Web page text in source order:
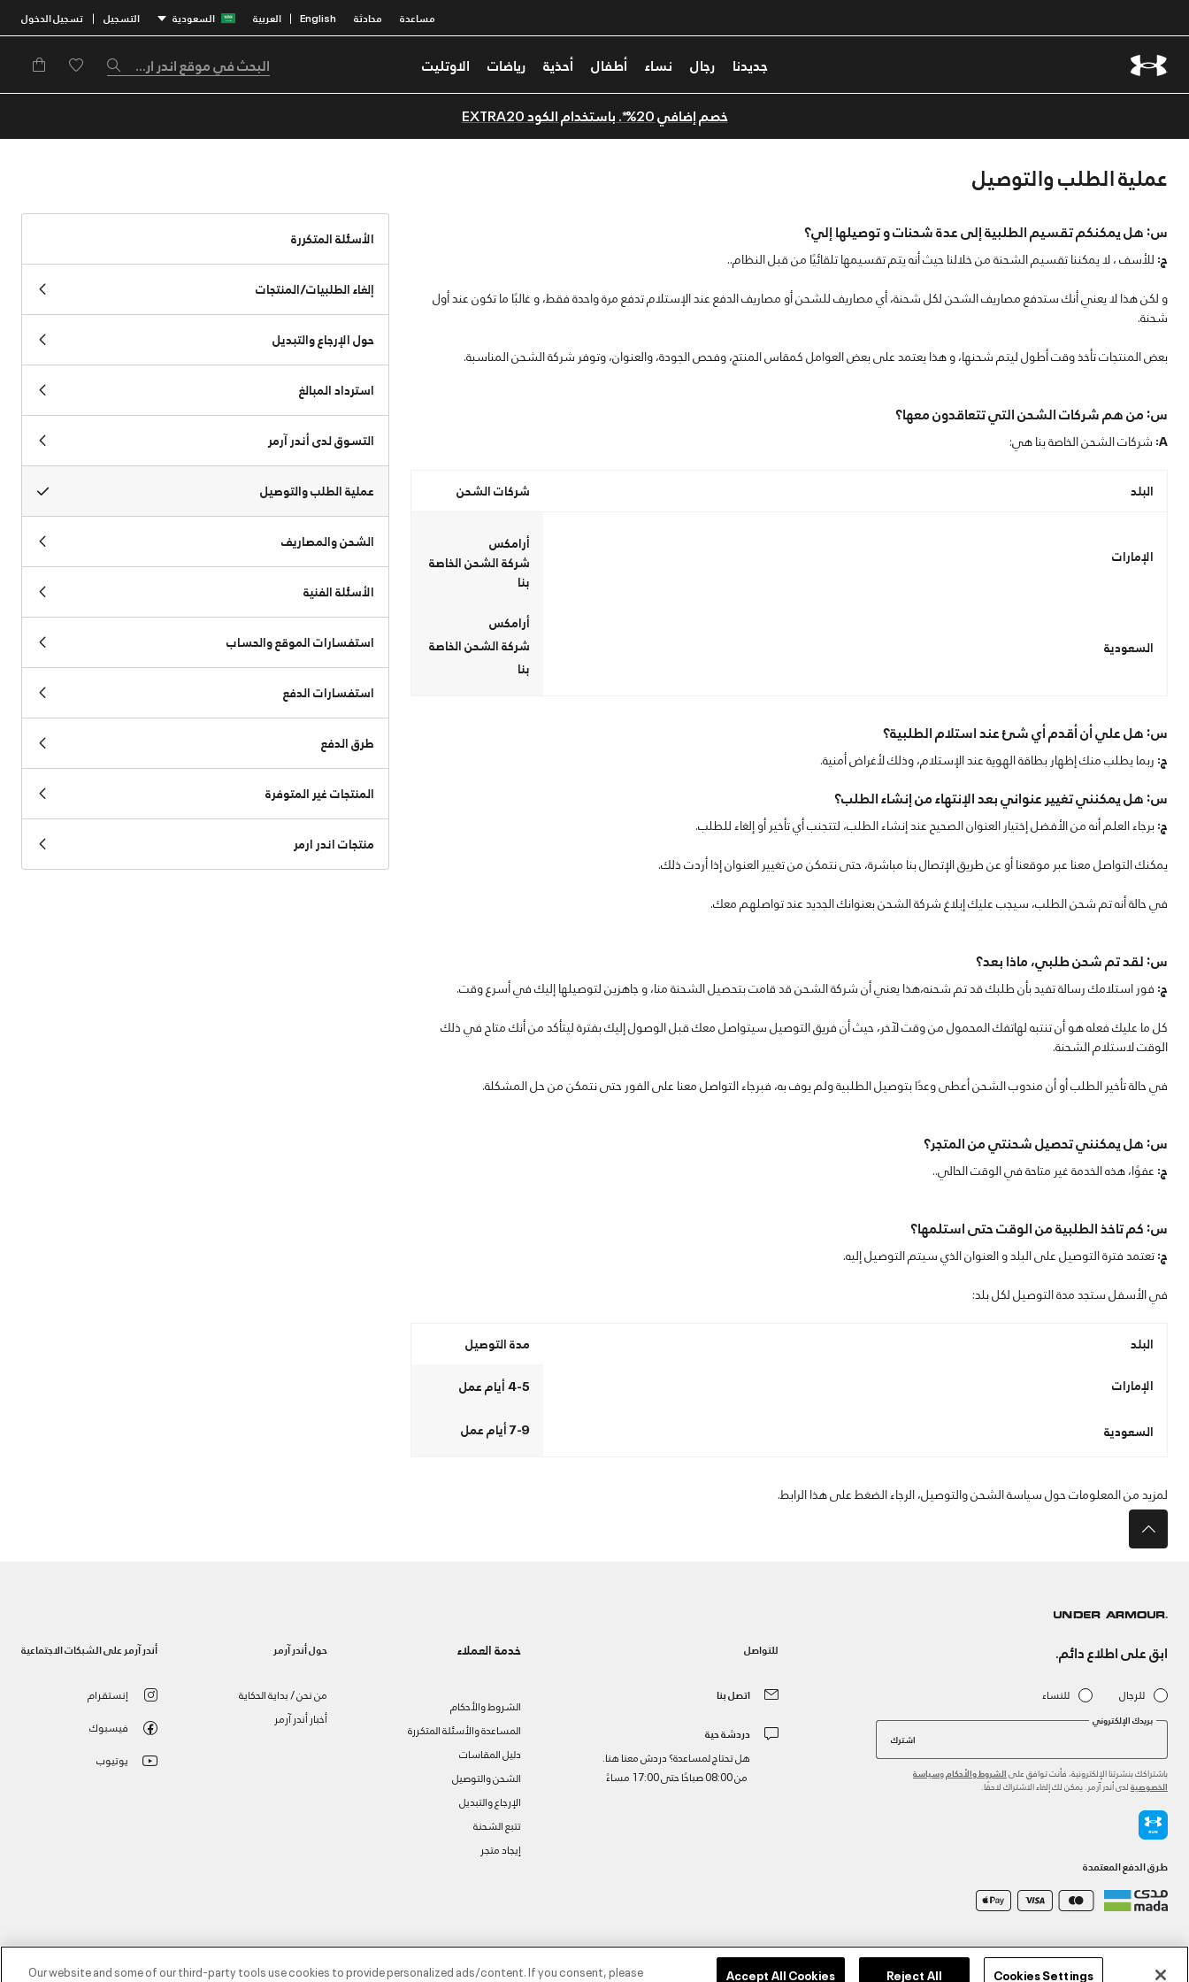
مساعدة محادثة English
| العربية السعودية التسجيل | تسجيل الدخول
جديدنا رجال نساء أطفال أحذية رياضات الاوتليت
خصم إضافي 20%*. باستخدام الكود EXTRA20
عملية الطلب والتوصيل
س: هل يمكنكم تقسيم الطلبية إلى عدة شحنات و توصيلها إلي؟
ج: للأسف ، لا يمكننا تقسيم الشحنة من خلالنا حيث أنه يتم تقسيمها تلقائيًا من قبل النظام..
و لكن هذا لا يعني أنك ستدفع مصاريف الشحن لكل شحنة، أي مصاريف للشحن أو مصاريف الدفع عند الإستلام تدفع مرة واحدة فقط، و غالبًا ما تكون عند أول
شحنة.
بعض المنتجات تأخذ وقت أطول ليتم شحنها، و هذا يعتمد على بعض العوامل كمقاس المنتج، وفحص الجودة، والعنوان، وتوفر شركة الشحن المناسبة.
س: من هم شركات الشحن التي تتعاقدون معها؟
A: شركات الشحن الخاصة بنا هي:
البلد شركات الشحن
الإمارات
أرامكس
شركة الشحن الخاصة
بنا
السعودية
أرامكس
شركة الشحن الخاصة
بنا
س: هل علي أن أقدم أي شئ عند استلام الطلبية؟
ج: ربما يطلب منك إظهار بطاقة الهوية عند الإستلام، وذلك لأغراض أمنية.
س: هل يمكنني تغيير عنواني بعد الإنتهاء من إنشاء الطلب؟
ج: برجاء العلم أنه من الأفضل إختيار العنوان الصحيح عند إنشاء الطلب، لتتجنب أي تأخير أو إلغاء للطلب.
يمكنك التواصل معنا عبر موقعنا أو عن طريق الإتصال بنا مباشرة، حتى نتمكن من تغيير العنوان إذا أردت ذلك.
في حالة أنه تم شحن الطلب، سيجب عليك إبلاغ شركة الشحن بعنوانك الجديد عند تواصلهم معك.
س: لقد تم شحن طلبي، ماذا بعد؟
ج: فور استلامك رسالة تفيد بأن طلبك قد تم شحنه،هذا يعني أن شركة الشحن قد قامت بتحصيل الشحنة منا، و جاهزين لتوصيلها إليك في أسرع وقت.
كل ما عليك فعله هو أن تنتبه لهاتفك المحمول من وقت لآخر، حيث أن فريق التوصيل سيتواصل معك قبل الوصول إليك بفترة ليتأكد من أنك متاح في ذلك
الوقت لاستلام الشحنة.
في حالة تأخير الطلب أو أن مندوب الشحن أعطى وعدًا بتوصيل الطلبية ولم يوف به، فبرجاء التواصل معنا على الفور حتى نتمكن من حل المشكلة.
س: هل يمكنني تحصيل شحنتي من المتجر؟
ج: عفوًا، هذه الخدمة غير متاحة في الوقت الحالي..
س: كم تاخذ الطلبية من الوقت حتى استلمها؟
ج: تعتمد فترة التوصيل على البلد و العنوان الذي سيتم التوصيل إليه.
في الأسفل ستجد مدة التوصيل لكل بلد:
البلد مدة التوصيل
الإمارات 4-5 أيام عمل
السعودية 7-9 أيام عمل
لمزيد من المعلومات حول سياسة الشحن والتوصيل، الرجاء الضغط على هذا الرابط.
الأسئلة المتكررة
إلغاء الطلبيات/المنتجات
حول الإرجاع والتبديل
استرداد المبالغ
التسوق لدى أندر آرمر
عملية الطلب والتوصيل
الشحن والمصاريف
الأسئلة الفنية
استفسارات الموقع والحساب
استفسارات الدفع
طرق الدفع
المنتجات غير المتوفرة
منتجات اندر ارمر
ابق على اطلاع دائم.
للرجال للنساء
بريدك الإلكتروني
اشترك
باشتراكك بنشرتنا الإلكترونية، فأنت توافق على الشروط والأحكام وسياسة
الخصوصية لدى أندر آرمر. يمكن لك إلغاء الاشتراك لاحقًا.
طرق الدفع المعتمدة
للتواصل
اتصل بنا
دردشة حية
هل تحتاج لمساعدة؟ دردش معنا هنا.
من 08:00 صباحًا حتى 17:00 مساءً
خدمة العملاء
الشروط والأحكام
المساعدة والأسئلة المتكررة
دليل المقاسات
الشحن والتوصيل
الإرجاع والتبديل
تتبع الشحنة
إيجاد متجر
حول أندر آرمر
من نحن / بداية الحكاية
أخبار أندر آرمر
أندر آرمر على الشبكات الاجتماعية
إنستقرام
فيسبوك
يوتيوب
©2026 الحقوق محفوظة لشركة اثلوسيتي ش.ذ.م.م، سياسة الخصوصية/الشروط والأحكام/سياسة الكوكيز
Our website and some of our third-party tools use cookies to provide personalized ads/content. If you consent, please
Cookies Settings
Reject All
Accept All Cookies